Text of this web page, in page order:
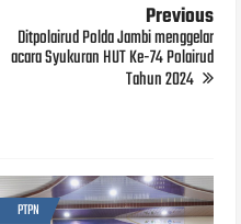
Previous
Ditpolairud Polda Jambi menggelar
acara Syukuran HUT Ke-74 Polairud
Tahun 2024
PTPN